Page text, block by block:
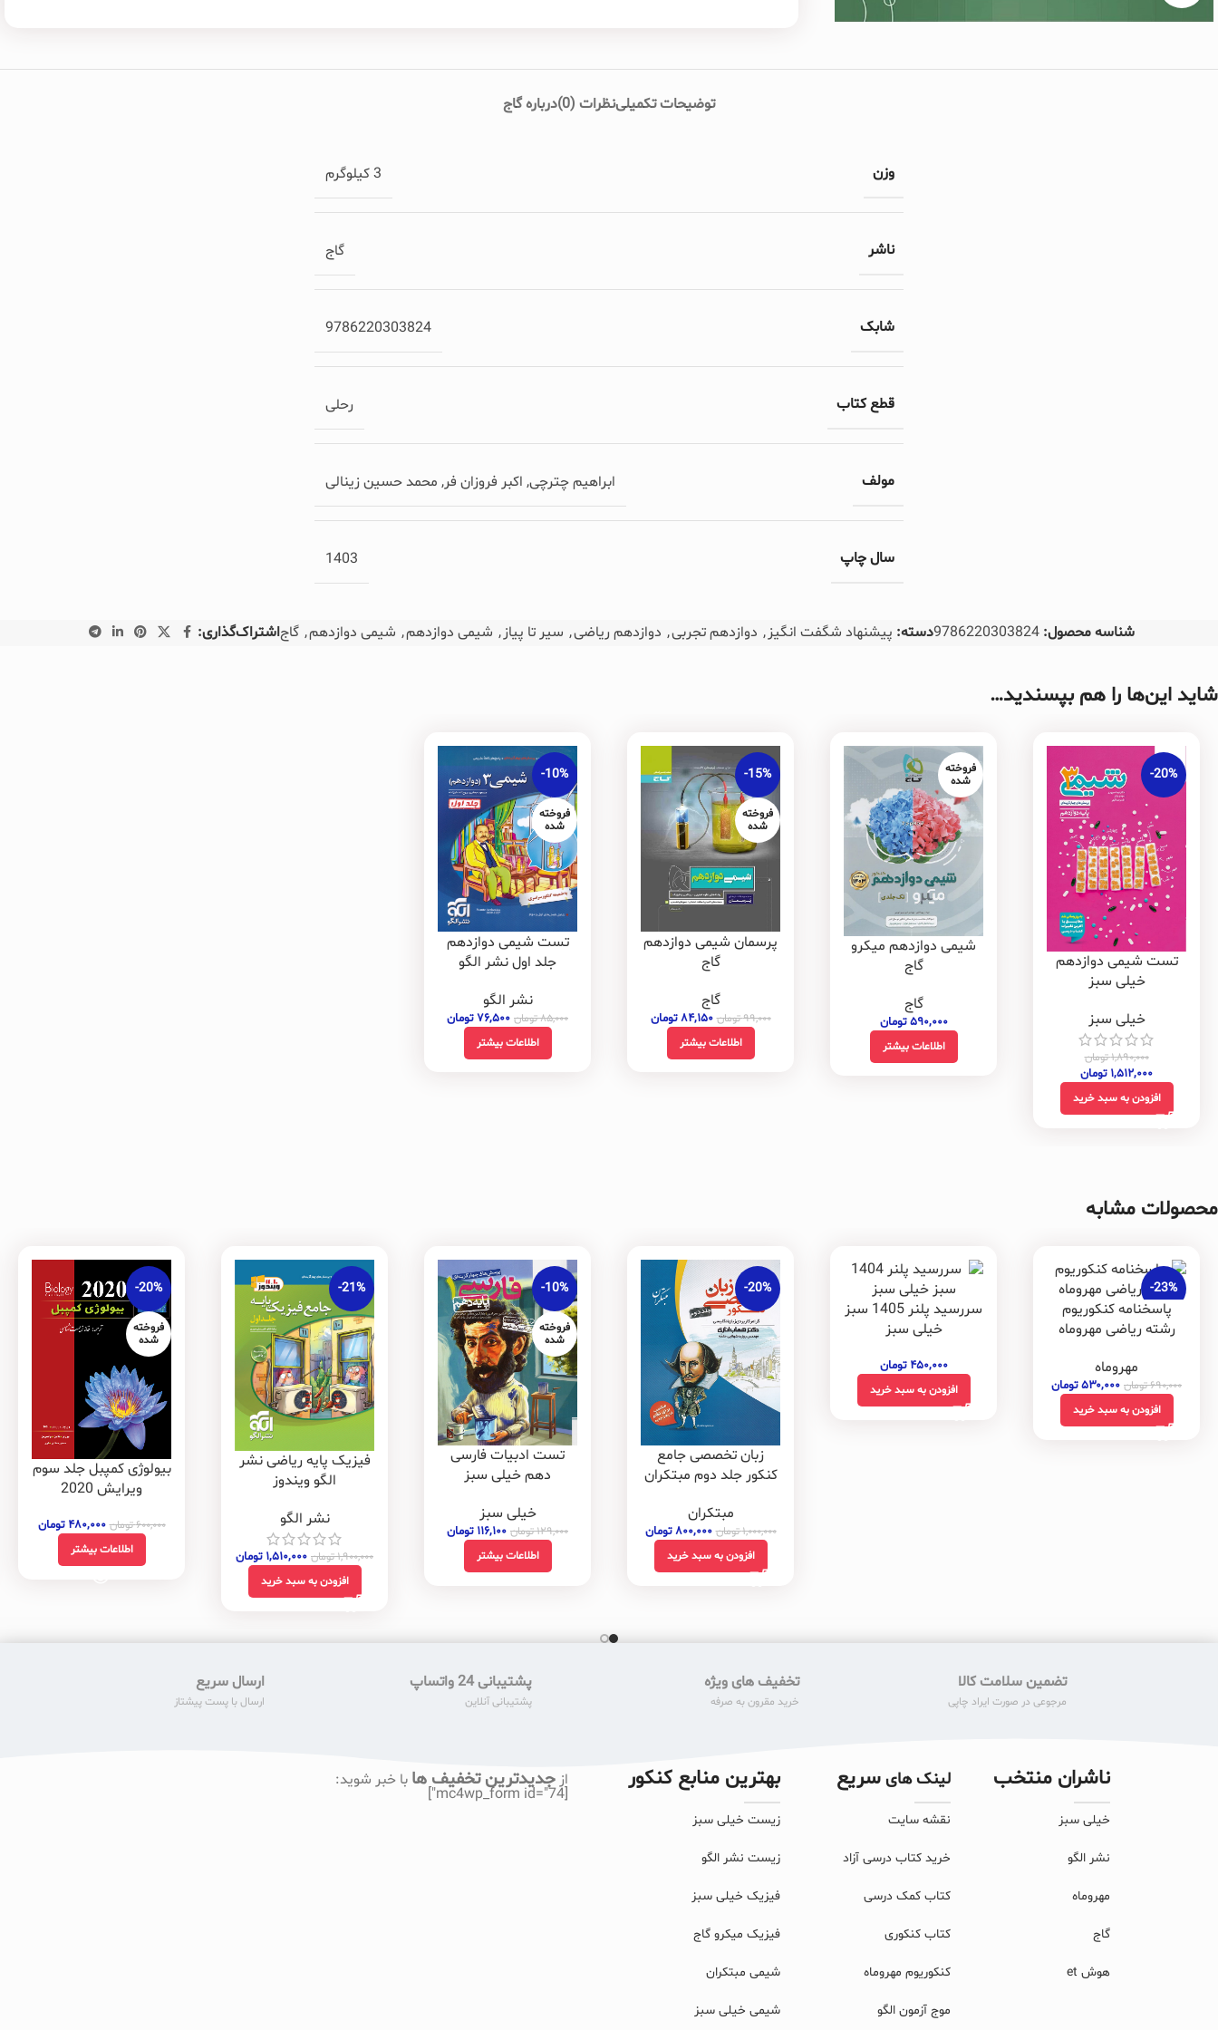
توضیحات تکمیلینظرات (0) درباره گاج
وزن 3 کیلوگرم
ناشر گاج
شابک 9786220303824
قطع کتاب رحلی
مولف ابراهیم چترچی, اکبر فروزان فر, محمد حسین زینالی
سال چاپ 1403
شناسه محصول: 9786220303824دسته: پیشنهاد شگفت انگیز, دوازدهم تجربی, دوازدهم ریاضی, سیر تا پیاز, شیمی دوازدهم, شیمی دوازدهم, گاجاشتراک‌گذاری:
شاید این‌ها را هم بپسندید…
-20%
تست شیمی دوازدهم
خیلی سبز
خیلی سبز
۱,۸۹۰,۰۰۰تومان
۱,۵۱۲,۰۰۰ تومان
افزودن به سبد خرید
فروخته
شده
شیمی دوازدهم میکرو
گاج
گاج
۵۹۰,۰۰۰ تومان
اطلاعات بیشتر
-15%
فروخته
شده
پرسمان شیمی دوازدهم
گاج
گاج
۹۹,۰۰۰تومان ۸۴,۱۵۰ تومان
اطلاعات بیشتر
-10%
فروخته
شده
تست شیمی دوازدهم
جلد اول نشر الگو
نشر الگو
۸۵,۰۰۰تومان ۷۶,۵۰۰ تومان
اطلاعات بیشتر
محصولات مشابه
-23%
پاسخنامه کنکوریوم
رشته ریاضی مهروماه
مهروماه
۶۹۰,۰۰۰تومان ۵۳۰,۰۰۰ تومان
افزودن به سبد خرید
سررسید پلنر 1405 سبز
خیلی سبز
۴۵۰,۰۰۰ تومان
افزودن به سبد خرید
-20%
زبان تخصصی جامع
کنکور جلد دوم مبتکران
مبتکران
۱,۰۰۰,۰۰۰تومان ۸۰۰,۰۰۰ تومان
افزودن به سبد خرید
-10%
فروخته
شده
تست ادبیات فارسی
دهم خیلی سبز
خیلی سبز
۱۲۹,۰۰۰تومان ۱۱۶,۱۰۰ تومان
اطلاعات بیشتر
-21%
فیزیک پایه ریاضی نشر
الگو ویندوز
نشر الگو
۱,۹۰۰,۰۰۰تومان ۱,۵۱۰,۰۰۰ تومان
افزودن به سبد خرید
-20%
فروخته
شده
بیولوژی کمپبل جلد سوم
ویرایش 2020
۶۰۰,۰۰۰تومان ۴۸۰,۰۰۰ تومان
اطلاعات بیشتر
تضمین سلامت کالا
مرجوعی در صورت ایراد چاپی
تخفیف های ویژه
خرید مقرون به صرفه
پشتیبانی 24 واتساپ
پشتیبانی آنلاین
ارسال سریع
ارسال با پست پیشتاز
ناشران منتخب
خیلی سبز
نشر الگو
مهروماه
گاج
هوش et
لینک های سریع
نقشه سایت
خرید کتاب درسی آزاد
کتاب کمک درسی
کتاب کنکوری
کنکوریوم مهروماه
موج آزمون الگو
بهترین منابع کنکور
زیست خیلی سبز
زیست نشر الگو
فیزیک خیلی سبز
فیزیک میکرو گاج
شیمی مبتکران
شیمی خیلی سبز
از جدیدترین تخفیف ها با خبر شوید:
[mc4wp_form id="74"]